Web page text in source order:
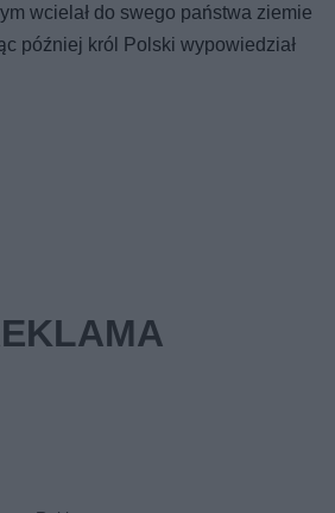
wcielał do swego państwa ziemie
później król Polski wypowiedział